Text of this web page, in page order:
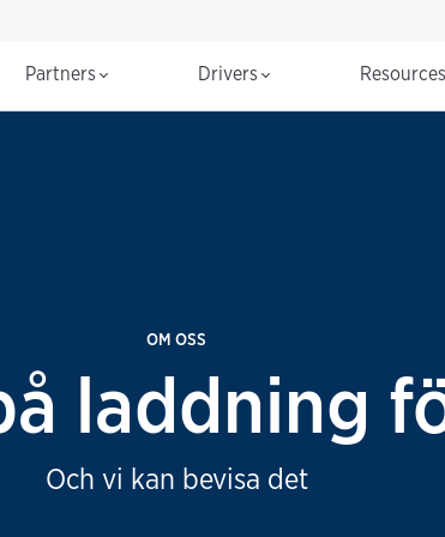
Partners Drivers
OM OSS
laddning
Och vi kan bevisa det